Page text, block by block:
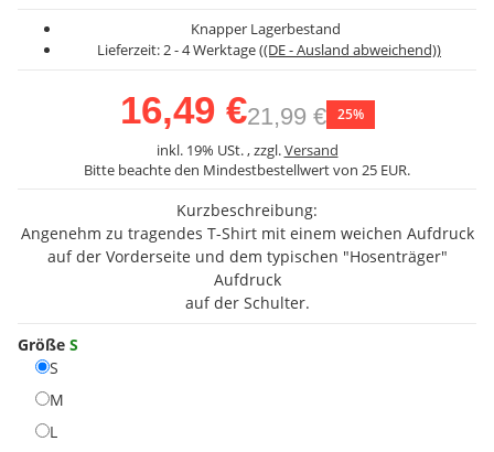
Knapper Lagerbestand
Lieferzeit:2 - 4 Werktage((DE - Ausland abweichend))
16,49 €21,99 € 25%
inkl. 19% USt. , zzgl.Versand
Bitte beachte den Mindestbestellwert von 25 EUR.
Kurzbeschreibung:
Angenehm zu tragendes T-Shirt mit einem weichen Aufdruck
auf der Vorderseite und dem typischen "Hosenträger"
Aufdruck
auf der Schulter.
Größe S
S
M
L